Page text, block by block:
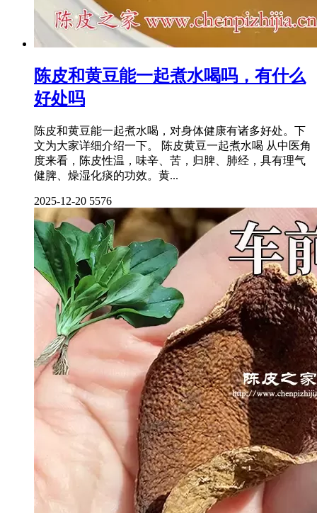
陈皮和黄豆能一起煮水喝吗，有什么
好处吗
陈皮和黄豆能一起煮水喝，对身体健康有诸多好处。下
文为大家详细介绍一下。 陈皮黄豆一起煮水喝 从中医角
度来看，陈皮性温，味辛、苦，归脾、肺经，具有理气
健脾、燥湿化痰的功效。黄...
2025-12-20 5576